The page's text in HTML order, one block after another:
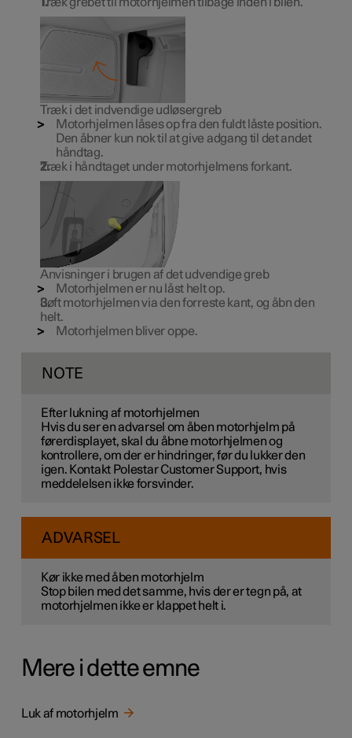
Træk i det indvendige udløsergreb
Motorhjelmen låses op fra den fuldt låste position.
Den åbner kun nok til at give adgang til det andet
håndtag.
Træk i håndtaget under motorhjelmens forkant.
Anvisninger i brugen af det udvendige greb
Motorhjelmen er nu låst helt op.
Løft motorhjelmen via den forreste kant, og åbn den
helt.
Motorhjelmen bliver oppe.
NOTE
Efter lukning af motorhjelmen
Hvis du ser en advarsel om åben motorhjelm på
førerdisplayet, skal du åbne motorhjelmen og
kontrollere, om der er hindringer, før du lukker den
igen. Kontakt Polestar Customer Support, hvis
meddelelsen ikke forsvinder.
ADVARSEL
Kør ikke med åben motorhjelm
Stop bilen med det samme, hvis der er tegn på, at
motorhjelmen ikke er klappet helt i.
Mere i dette emne
Luk af motorhjelm